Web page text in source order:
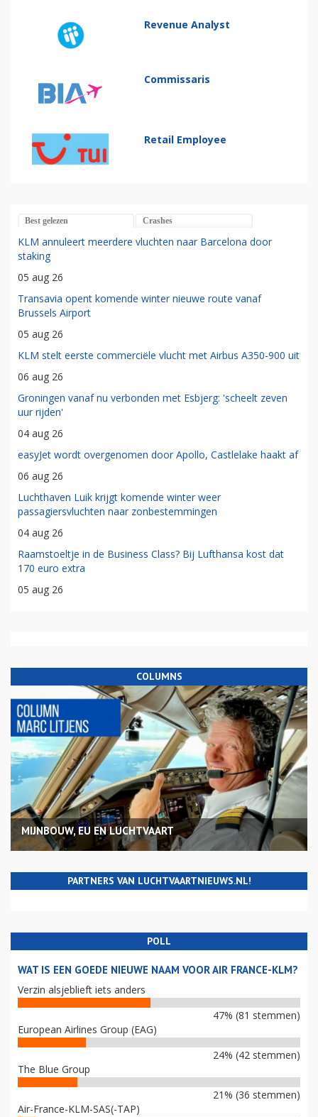
Revenue Analyst
Commissaris
Retail Employee
Best gelezen Crashes
KLM annuleert meerdere vluchten naar Barcelona door
staking
05 aug 26
Transavia opent komende winter nieuwe route vanaf
Brussels Airport
05 aug 26
KLM stelt eerste commerciële vlucht met Airbus A350-900 uit
06 aug 26
Groningen vanaf nu verbonden met Esbjerg: 'scheelt zeven
uur rijden'
04 aug 26
easyJet wordt overgenomen door Apollo, Castlelake haakt af
06 aug 26
Luchthaven Luik krijgt komende winter weer
passagiersvluchten naar zonbestemmingen
04 aug 26
Raamstoeltje in de Business Class? Bij Lufthansa kost dat
170 euro extra
05 aug 26
COLUMNS
MIJNBOUW, EU EN LUCHTVAART
PARTNERS VAN LUCHTVAARTNIEUWS.NL!
POLL
WAT IS EEN GOEDE NIEUWE NAAM VOOR AIR FRANCE-KLM?
Verzin alsjeblieft iets anders
47% (81 stemmen)
European Airlines Group (EAG)
24% (42 stemmen)
The Blue Group
21% (36 stemmen)
Air-France-KLM-SAS(-TAP)